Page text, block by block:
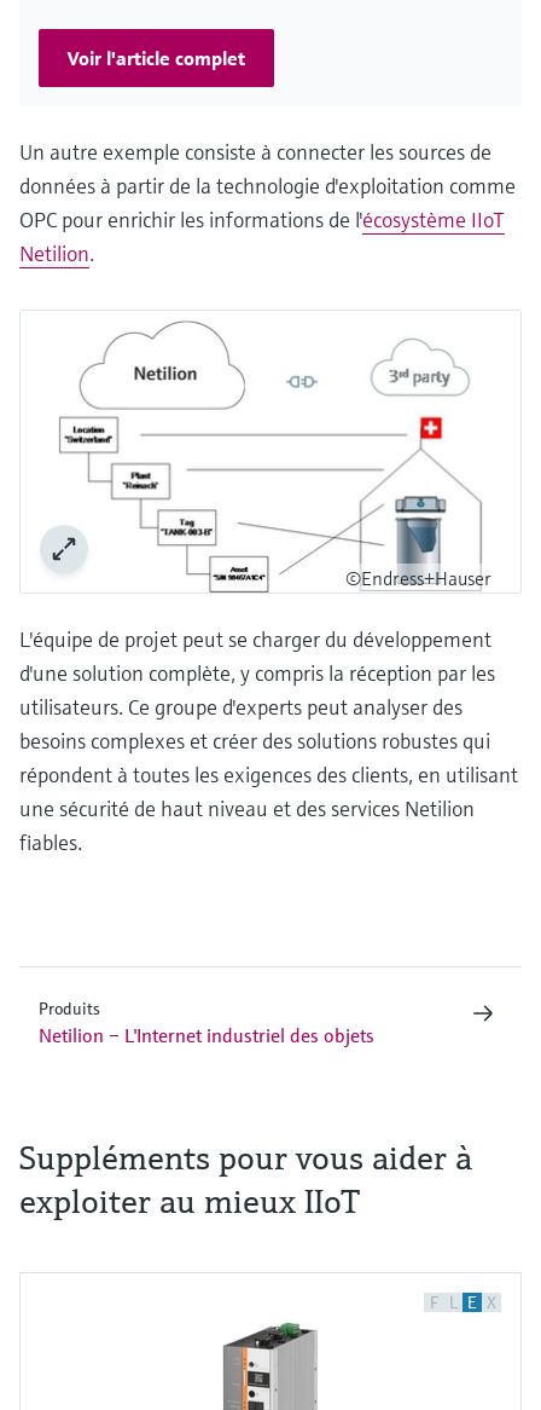
Voir l'article complet
Un autre exemple consiste à connecter les sources de
données à partir de la technologie d'exploitation comme
OPC pour enrichir les informations de l'écosystème IIoT
Netilion.
©Endress+Hauser
L'équipe de projet peut se charger du développement
d'une solution complète, y compris la réception par les
utilisateurs. Ce groupe d'experts peut analyser des
besoins complexes et créer des solutions robustes qui
répondent à toutes les exigences des clients, en utilisant
une sécurité de haut niveau et des services Netilion
fiables.
Produits
Netilion – L'Internet industriel des objets
Suppléments pour vous aider à
exploiter au mieux IIoT
F L E X